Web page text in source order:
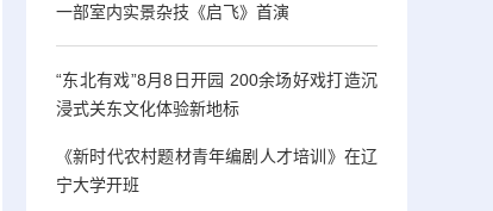
一部室内实景杂技《启飞》首演
“东北有戏”8月8日开园 200余场好戏打造沉
浸式关东文化体验新地标
《新时代农村题材青年编剧人才培训》在辽
宁大学开班